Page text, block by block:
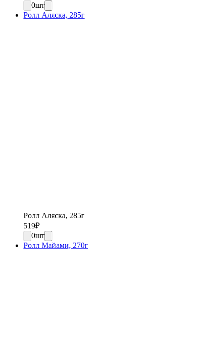
0шт
Ролл Аляска, 285г
Ролл Аляска, 285г
519₽
0шт
Ролл Майами, 270г